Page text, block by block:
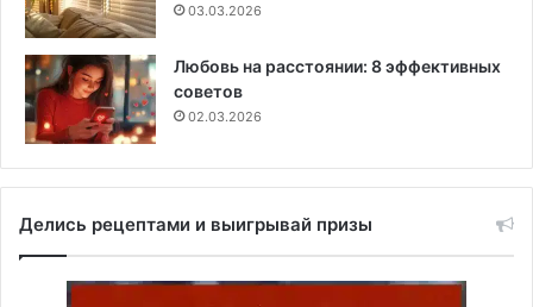
03.03.2026
Любовь на расстоянии: 8 эффективных
советов
02.03.2026
Делись рецептами и выигрывай призы